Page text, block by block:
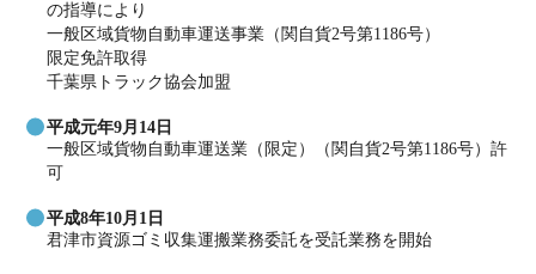
の指導により
一般区域貨物自動車運送事業（関自貨2号第1186号）
限定免許取得
千葉県トラック協会加盟
平成元年9月14日
一般区域貨物自動車運送業（限定）（関自貨2号第1186号）許
可
平成8年10月1日
君津市資源ゴミ収集運搬業務委託を受託業務を開始